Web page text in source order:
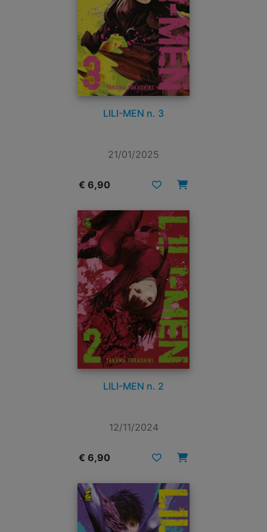
LILI-MEN n. 3
21/01/2025
€ 6,90
LILI-MEN n. 2
12/11/2024
€ 6,90